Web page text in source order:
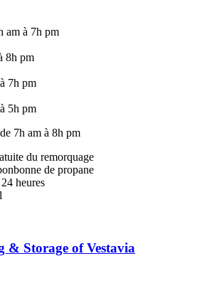
am à 7h pm
8h pm
7h pm
5h pm
7h am à 8h pm
du remorquage
de propane
heures
& Storage of Vestavia